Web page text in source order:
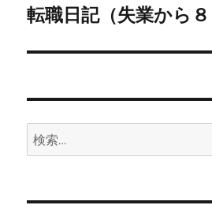
ゲ
ー
ン
次
投
転職日記（失業から８
検
索: